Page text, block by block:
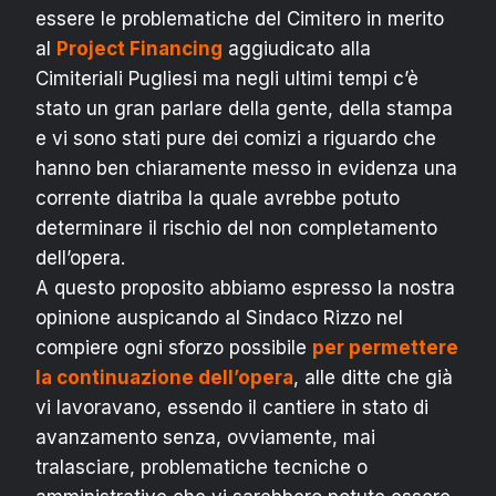
essere le problematiche del Cimitero in merito
al
Project Financing aggiudicato alla
Cimiteriali Pugliesi ma negli ultimi tempi c’è
stato un gran parlare della gente, della stampa
e vi sono stati pure dei comizi a riguardo che
hanno ben chiaramente messo in evidenza una
corrente diatriba la quale avrebbe potuto
determinare il rischio del non completamento
dell’opera.
A questo proposito abbiamo espresso la nostra
opinione auspicando al Sindaco Rizzo nel
compiere ogni sforzo possibile per permettere
la continuazione dell’opera, alle ditte che già
vi lavoravano, essendo il cantiere in stato di
avanzamento senza, ovviamente, mai
tralasciare, problematiche tecniche o